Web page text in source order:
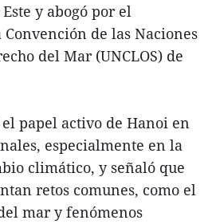
y abogó por el
de las Naciones
del Mar (UNCLOS) de
papel activo de Hanoi en
especialmente en la
climático, y señaló que
retos comunes, como el
mar y fenómenos